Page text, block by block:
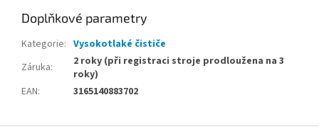
Doplňkové parametry
Kategorie: Vysokotlaké čističe
Záruka:
2 roky (při registraci stroje prodloužena na 3
roky)
EAN: 3165140883702